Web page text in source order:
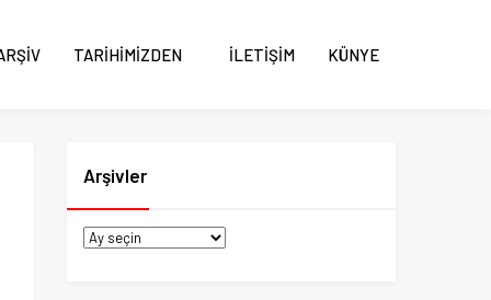
TARİHİMİZDEN İLETİŞİM KÜNYE
Arşivler